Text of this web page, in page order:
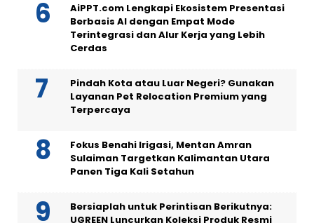
AiPPT.com Lengkapi Ekosistem Presentasi
Berbasis AI dengan Empat Mode
Terintegrasi dan Alur Kerja yang Lebih
Cerdas
Pindah Kota atau Luar Negeri? Gunakan
Layanan Pet Relocation Premium yang
Terpercaya
Fokus Benahi Irigasi, Mentan Amran
Sulaiman Targetkan Kalimantan Utara
Panen Tiga Kali Setahun
Bersiaplah untuk Perintisan Berikutnya:
UGREEN Luncurkan Koleksi Produk Resmi